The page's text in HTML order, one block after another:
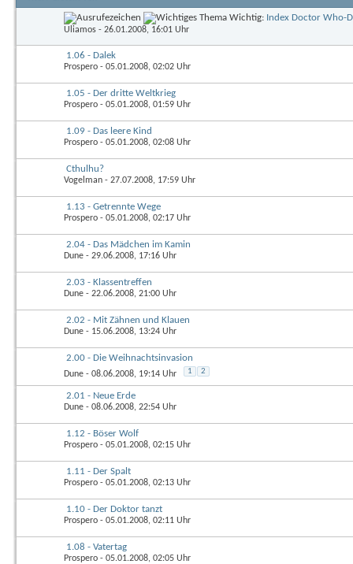
Wichtig: Index Doctor Who-
Uliamos - 26.01.2008, 16:01 Uhr
1.06 - Dalek
Prospero - 05.01.2008, 02:02 Uhr
1.05 - Der dritte Weltkrieg
Prospero - 05.01.2008, 01:59 Uhr
1.09 - Das leere Kind
Prospero - 05.01.2008, 02:08 Uhr
Cthulhu?
Vogelman - 27.07.2008, 17:59 Uhr
1.13 - Getrennte Wege
Prospero - 05.01.2008, 02:17 Uhr
2.04 - Das Mädchen im Kamin
Dune - 29.06.2008, 17:16 Uhr
2.03 - Klassentreffen
Dune - 22.06.2008, 21:00 Uhr
2.02 - Mit Zähnen und Klauen
Dune - 15.06.2008, 13:24 Uhr
2.00 - Die Weihnachtsinvasion
Dune - 08.06.2008, 19:14 Uhr 1 2
2.01 - Neue Erde
Dune - 08.06.2008, 22:54 Uhr
1.12 - Böser Wolf
Prospero - 05.01.2008, 02:15 Uhr
1.11 - Der Spalt
Prospero - 05.01.2008, 02:13 Uhr
1.10 - Der Doktor tanzt
Prospero - 05.01.2008, 02:11 Uhr
1.08 - Vatertag
Prospero - 05.01.2008, 02:05 Uhr